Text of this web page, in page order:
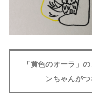
「黄色のオーラ」
ンちゃんが